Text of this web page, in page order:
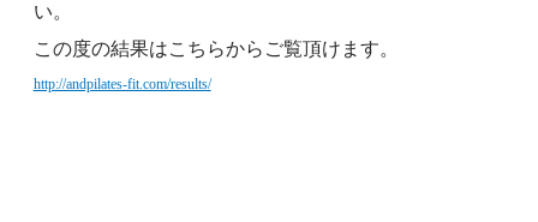
い。
この度の結果はこちらからご覧頂けます。
http://andpilates-fit.com/results/